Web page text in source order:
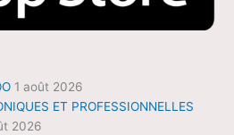
1 août 2026
ET PROFESSIONNELLES
2026